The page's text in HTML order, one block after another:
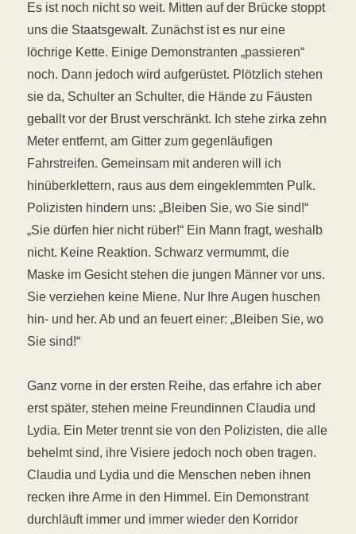
Es ist noch nicht so weit. Mitten auf der Brücke stoppt
uns die Staatsgewalt. Zunächst ist es nur eine
löchrige Kette. Einige Demonstranten „passieren“
noch. Dann jedoch wird aufgerüstet. Plötzlich stehen
sie da, Schulter an Schulter, die Hände zu Fäusten
geballt vor der Brust verschränkt. Ich stehe zirka zehn
Meter entfernt, am Gitter zum gegenläufigen
Fahrstreifen. Gemeinsam mit anderen will ich
hinüberklettern, raus aus dem eingeklemmten Pulk.
Polizisten hindern uns: „Bleiben Sie, wo Sie sind!“
„Sie dürfen hier nicht rüber!“ Ein Mann fragt, weshalb
nicht. Keine Reaktion. Schwarz vermummt, die
Maske im Gesicht stehen die jungen Männer vor uns.
Sie verziehen keine Miene. Nur Ihre Augen huschen
hin- und her. Ab und an feuert einer: „Bleiben Sie, wo
Sie sind!“
Ganz vorne in der ersten Reihe, das erfahre ich aber
erst später, stehen meine Freundinnen Claudia und
Lydia. Ein Meter trennt sie von den Polizisten, die alle
behelmt sind, ihre Visiere jedoch noch oben tragen.
Claudia und Lydia und die Menschen neben ihnen
recken ihre Arme in den Himmel. Ein Demonstrant
durchläuft immer und immer wieder den Korridor